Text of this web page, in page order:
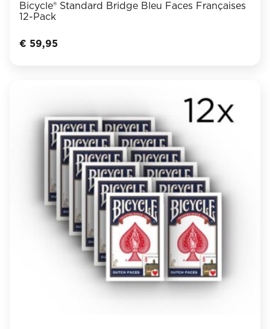
Bicycle® Standard Bridge Bleu Faces Françaises
12-Pack
€ 59,95